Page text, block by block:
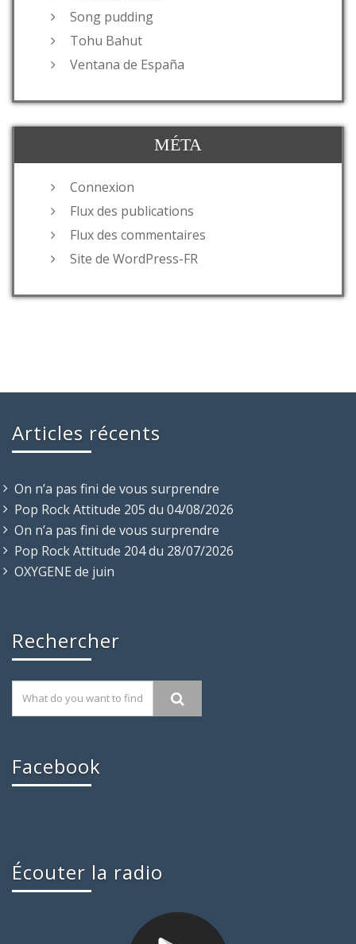
Song pudding
Tohu Bahut
Ventana de España
MÉTA
Connexion
Flux des publications
Flux des commentaires
Site de WordPress-FR
Articles récents
On n’a pas fini de vous surprendre
Pop Rock Attitude 205 du 04/08/2026
On n’a pas fini de vous surprendre
Pop Rock Attitude 204 du 28/07/2026
OXYGENE de juin
Rechercher
Facebook
Écouter la radio